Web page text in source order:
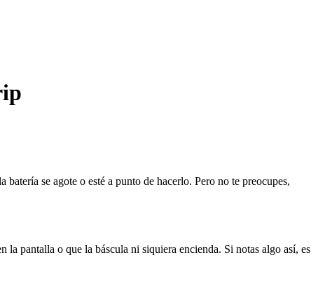
se agote o esté a punto de hacerlo. Pero no te preocupes,
pantalla o que la báscula ni siquiera encienda. Si notas algo así, es